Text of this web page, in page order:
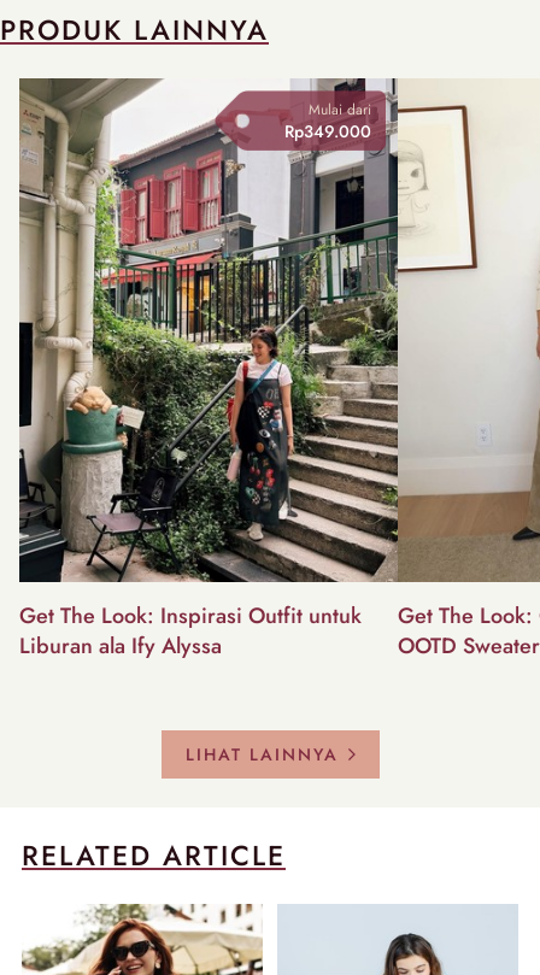
PRODUK LAINNYA
Mulai dari
Rp349.000
Get The Look: Inspirasi Outfit untuk
Liburan ala Ify Alyssa
Get The
OOTD
LIHAT LAINNYA
RELATED ARTICLE